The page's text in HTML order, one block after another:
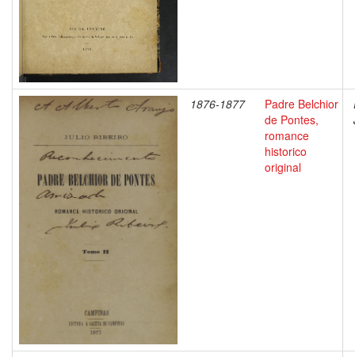
1876-1877
Padre Belchior
de Pontes,
romance
historico
original